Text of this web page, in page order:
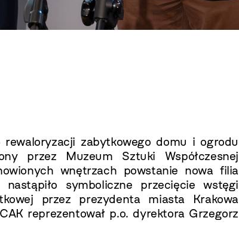
zabytkowego domu i ogrodu
przez Muzeum Sztuki Współczesnej
wnętrzach powstanie nowa filia
symboliczne przecięcie wstęgi
przez prezydenta miasta Krakowa
reprezentował p.o. dyrektora Grzegorz